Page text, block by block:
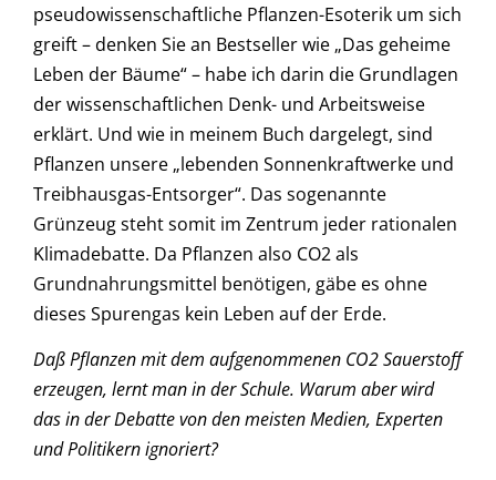
pseudowissenschaftliche Pflanzen-Esoterik um sich
greift – denken Sie an Bestseller wie „Das geheime
Leben der Bäume“ – habe ich darin die Grundlagen
der wissenschaftlichen Denk- und Arbeitsweise
erklärt. Und wie in meinem Buch dargelegt, sind
Pflanzen unsere „lebenden Sonnenkraftwerke und
Treibhausgas-Entsorger“. Das sogenannte
Grünzeug steht somit im Zentrum jeder rationalen
Klimadebatte. Da Pflanzen also CO2 als
Grundnahrungsmittel benötigen, gäbe es ohne
dieses Spurengas kein Leben auf der Erde.
Daß Pflanzen mit dem aufgenommenen CO2 Sauerstoff
erzeugen, lernt man in der Schule. Warum aber wird
das in der Debatte von den meisten Medien, Experten
und Politikern ignoriert?